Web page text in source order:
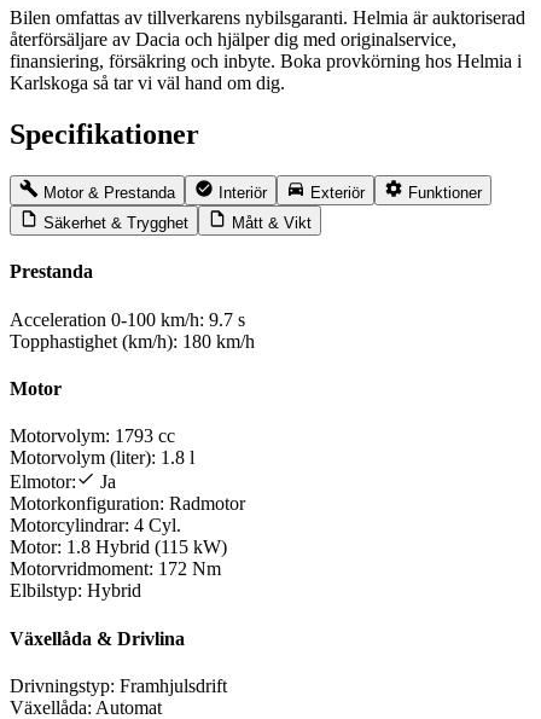
Bilen omfattas av tillverkarens nybilsgaranti. Helmia är auktoriserad
återförsäljare av Dacia och hjälper dig med originalservice,
finansiering, försäkring och inbyte. Boka provkörning hos Helmia i
Karlskoga så tar vi väl hand om dig.
Specifikationer
Motor & Prestanda Interiör Exteriör
Funktioner
Säkerhet & Trygghet
Mått & Vikt
Prestanda
Acceleration 0-100 km/h: 9.7 s
Topphastighet (km/h): 180 km/h
Motor
Motorvolym: 1793 cc
Motorvolym (liter): 1.8 l
Elmotor:
Ja
Motorkonfiguration: Radmotor
Motorcylindrar: 4 Cyl.
Motor: 1.8 Hybrid (115 kW)
Motorvridmoment: 172 Nm
Elbilstyp: Hybrid
Växellåda & Drivlina
Drivningstyp: Framhjulsdrift
Växellåda: Automat